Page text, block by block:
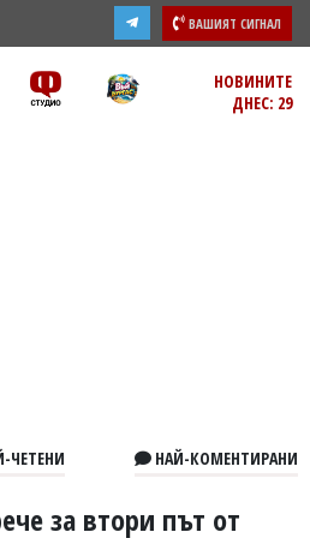
ВАШИЯТ СИГНАЛ
НОВИНИТЕ
ДНЕС: 29
ЧЕТЕНИ НАЙ-КОМЕНТИРАНИ
за втори път от